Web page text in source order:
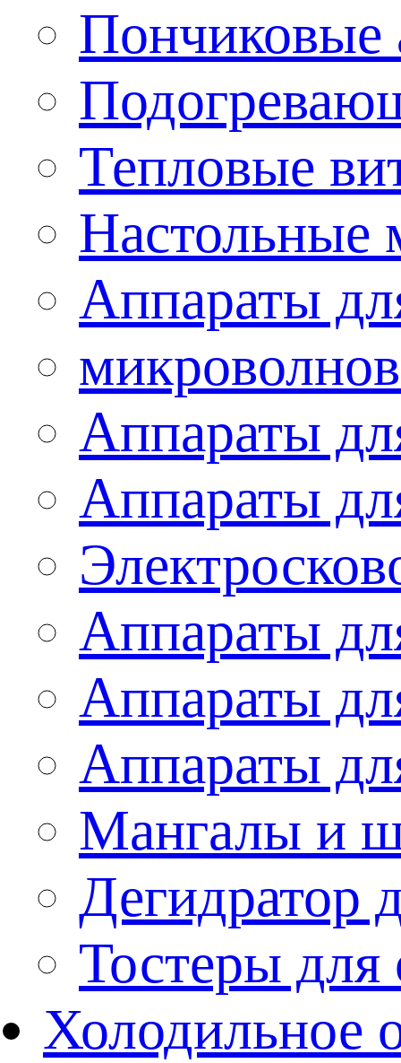
Пончиковые
Тепловые
Настольные
Аппараты
Аппараты
Аппараты
Аппараты
Аппараты
Аппараты
Мангалы и
Дегидратор
Тостеры
Холодильное